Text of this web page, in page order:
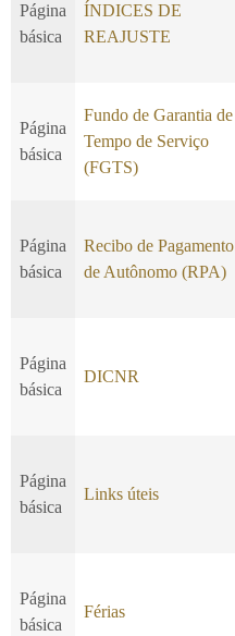
Página
básica
ÍNDICES DE
REAJUSTE
Página
básica
Fundo de Garantia de
Tempo de Serviço
(FGTS)
Página
básica
Recibo de Pagamento
de Autônomo (RPA)
Página
básica
DICNR
Página
básica
Links úteis
Página
básica
Férias